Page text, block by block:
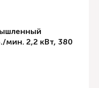
2,2 кВт, 380